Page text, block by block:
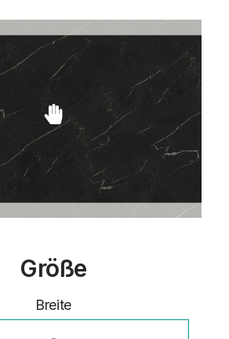
Größe
Breite